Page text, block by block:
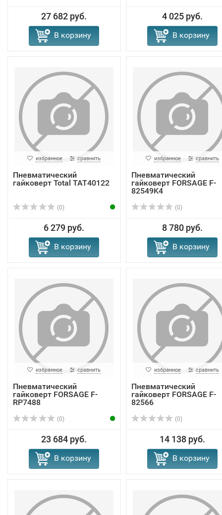
27 682 руб.
В корзину
4 025 руб.
В корзину
избранное сравнить
Пневматический
гайковерт Total TAT40122
(0)
6 279 руб.
В корзину
избранное сравнить
Пневматический
гайковерт FORSAGE F-
82549K4
(0)
8 780 руб.
В корзину
избранное сравнить
Пневматический
гайковерт FORSAGE F-
RP7488
(0)
23 684 руб.
В корзину
избранное сравнить
Пневматический
гайковерт FORSAGE F-
82566
(0)
14 138 руб.
В корзину